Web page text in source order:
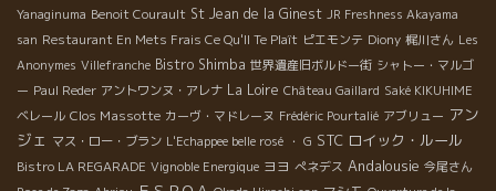
Yanaginuma Benoit Courault St Jean de la Ginest JR Freshness Akayama
san Restaurant En Mets Frais Ce Qu'Il Te Plaît ピエモンテ Diony 梶川さん Les
Anonymes Villefranche Bistro Shimba 世界遺産旧ボルドー街 シャトー・マルゴ
ー Paul Reder アントワンヌ・アレナ La Loire Château Gaillard Saké KIKUHIME
ベレール Clos Massotte カーヴ・マドレーヌ Frédéric Pourtalié アブリュー アン
ジェ マス・ロー・ブラン L'Echappee belle rosé ・ G STC ロイック・ルール
Bistro LA REGARADE Vignoble Energique ヨヨ ぺネデス Andalousie 今尾さん